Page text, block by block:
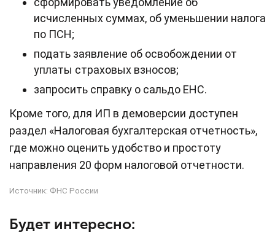
исчисленных суммах, об уменьшении налога
по ПСН;
подать заявление об освобождении от
уплаты страховых взносов;
запросить справку о сальдо ЕНС.
Кроме того, для ИП в демоверсии доступен
раздел «Налоговая бухгалтерская отчетность»,
где можно оценить удобство и простоту
направления 20 форм налоговой отчетности.
Источник: ФНС России
Будет интересно: